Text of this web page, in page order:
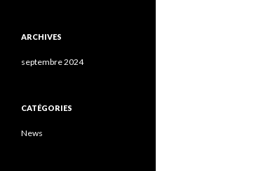
ARCHIVES
septembre 2024
CATÉGORIES
News